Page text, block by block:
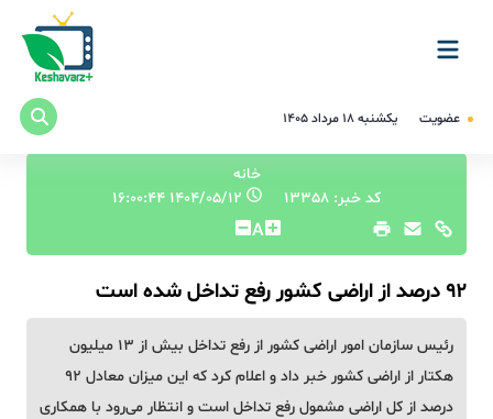
عضویت یکشنبه ۱۸ مرداد ۱۴۰۵
خانه
کد خبر: 13358
۱۴۰۴/۰۵/۱۲ ۱۶:۰۰:۴۴
A
۹۲ درصد از اراضی کشور رفع تداخل شده است
رئیس سازمان امور اراضی کشور از رفع تداخل بیش از ۱۳ میلیون
هکتار از اراضی کشور خبر داد و اعلام کرد که این میزان معادل ۹۲
درصد از کل اراضی مشمول رفع تداخل است و انتظار می‌رود با همکاری